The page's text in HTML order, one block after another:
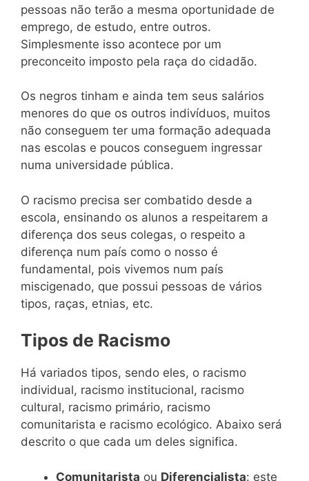
pessoas não terão a mesma oportunidade de
emprego, de estudo, entre outros.
Simplesmente isso acontece por um
preconceito imposto pela raça do cidadão.
Os negros tinham e ainda tem seus salários
menores do que os outros indivíduos, muitos
não conseguem ter uma formação adequada
nas escolas e poucos conseguem ingressar
numa universidade pública.
O racismo precisa ser combatido desde a
escola, ensinando os alunos a respeitarem a
diferença dos seus colegas, o respeito a
diferença num país como o nosso é
fundamental, pois vivemos num país
miscigenado, que possui pessoas de vários
tipos, raças, etnias, etc.
Tipos de Racismo
Há variados tipos, sendo eles, o racismo
individual, racismo institucional, racismo
cultural, racismo primário, racismo
comunitarista e racismo ecológico. Abaixo será
descrito o que cada um deles significa.
Comunitarista ou Diferencialista: este